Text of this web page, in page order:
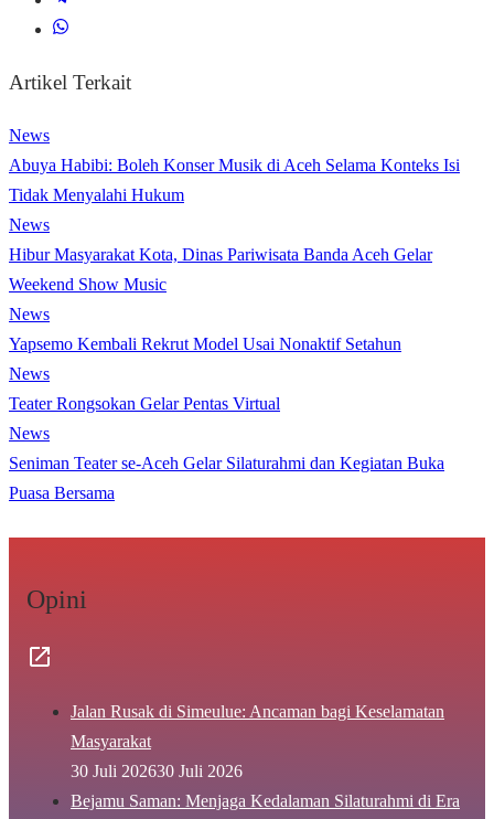
Artikel Terkait
News
Abuya Habibi: Boleh Konser Musik di Aceh Selama Konteks Isi
Tidak Menyalahi Hukum
News
Hibur Masyarakat Kota, Dinas Pariwisata Banda Aceh Gelar
Weekend Show Music
News
Yapsemo Kembali Rekrut Model Usai Nonaktif Setahun
News
Teater Rongsokan Gelar Pentas Virtual
News
Seniman Teater se-Aceh Gelar Silaturahmi dan Kegiatan Buka
Puasa Bersama
Opini
Jalan Rusak di Simeulue: Ancaman bagi Keselamatan
Masyarakat
30 Juli 202630 Juli 2026
Bejamu Saman: Menjaga Kedalaman Silaturahmi di Era